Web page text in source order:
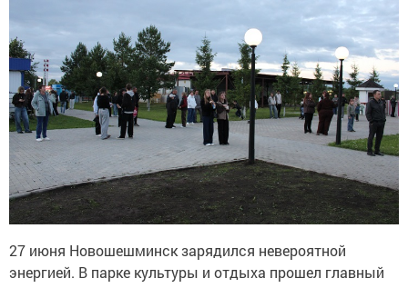
27 июня Новошешминск зарядился невероятной
энергией. В парке культуры и отдыха прошел главный